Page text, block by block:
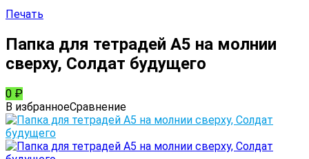
Печать
Папка для тетрадей А5 на молнии
сверху, Солдат будущего
0 ₽
В избранноеСравнение